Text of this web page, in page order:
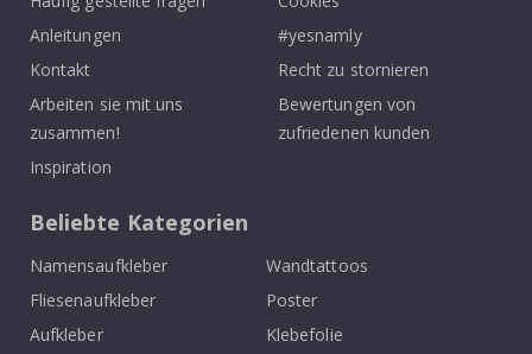
Anleitungen
Kontakt
Arbeiten sie mit uns
zusammen!
Inspiration
#yesnamly
Recht zu stornieren
Bewertungen von
zufriedenen kunden
Beliebte Kategorien
Namensaufkleber
Wandtattoos
Fliesenaufkleber
Poster
Aufkleber
Klebefolie